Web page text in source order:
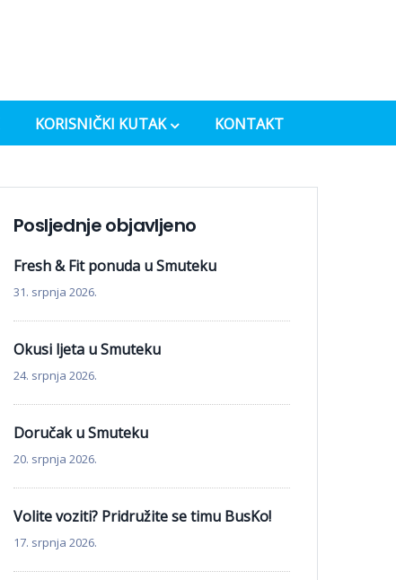
KORISNIČKI KUTAK KONTAKT
Posljednje objavljeno
Fresh & Fit ponuda u Smuteku
31. srpnja 2026.
Okusi ljeta u Smuteku
24. srpnja 2026.
Doručak u Smuteku
20. srpnja 2026.
Volite voziti? Pridružite se timu BusKo!
17. srpnja 2026.